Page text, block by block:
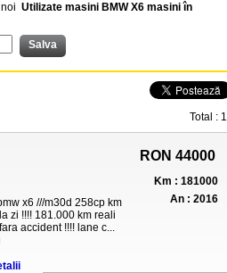
Utilizate masini BMW X6 masini în
Total : 1
x6 ///m30d 258cp km
zi !!!! 181.000 km reali
accident !!!! lane c...
RON 44000
Km : 181000
An : 2016